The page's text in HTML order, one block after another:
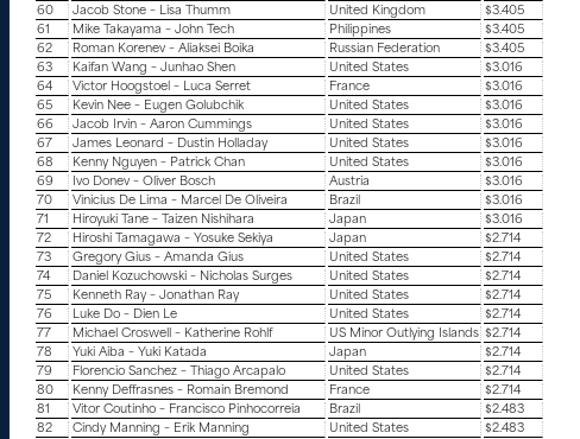
60
Jacob Stone – Lisa Thumm United Kingdom
$3.405
61
Mike Takayama – John Tech Philippines
$3.405
62
Roman Korenev – Aliaksei Boika Russian Federation
$3.405
63
Kaifan Wang – Junhao Shen United States
$3.016
64
Victor Hoogstoel – Luca Serret France
$3.016
65
Kevin Nee – Eugen Golubchik United States
$3.016
66
Jacob Irvin – Aaron Cummings United States
$3.016
67
James Leonard – Dustin Holladay United States
$3.016
68
Kenny Nguyen – Patrick Chan United States
$3.016
69
Ivo Donev – Oliver Bosch Austria
$3.016
70
Vinicius De Lima – Marcel De Oliveira Brazil
$3.016
71
Hiroyuki Tane – Taizen Nishihara Japan
$3.016
72
Hiroshi Tamagawa – Yosuke Sekiya Japan
$2.714
73
Gregory Gius – Amanda Gius United States
$2.714
74
Daniel Kozuchowski – Nicholas Surges United States
$2.714
75
Kenneth Ray – Jonathan Ray United States
$2.714
76
Luke Do – Dien Le United States
$2.714
77
Michael Croswell – Katherine Rohlf US Minor Outlying Islands $2.714
78
Yuki Aiba – Yuki Katada Japan
$2.714
79
Florencio Sanchez – Thiago Arcapalo United States
$2.714
80
Kenny Deffrasnes – Romain Bremond France
$2.714
81
Vitor Coutinho – Francisco Pinhocorreia Brazil
$2.483
82
Cindy Manning – Erik Manning United States
$2.483